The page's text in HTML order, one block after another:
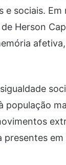
sociais. Em
Herson
população
presentes